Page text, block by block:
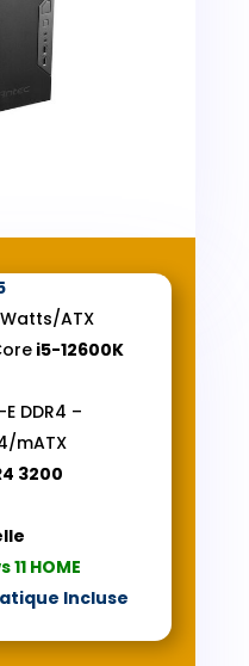
ATX
i5-12600K
E DDR4 –
mATX
3200
HOME
Incluse